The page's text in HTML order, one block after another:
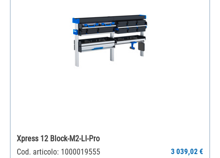
Xpress 12 Block-M2-LI-Pro
Cod. articolo: 1000019555
3 039,02 €